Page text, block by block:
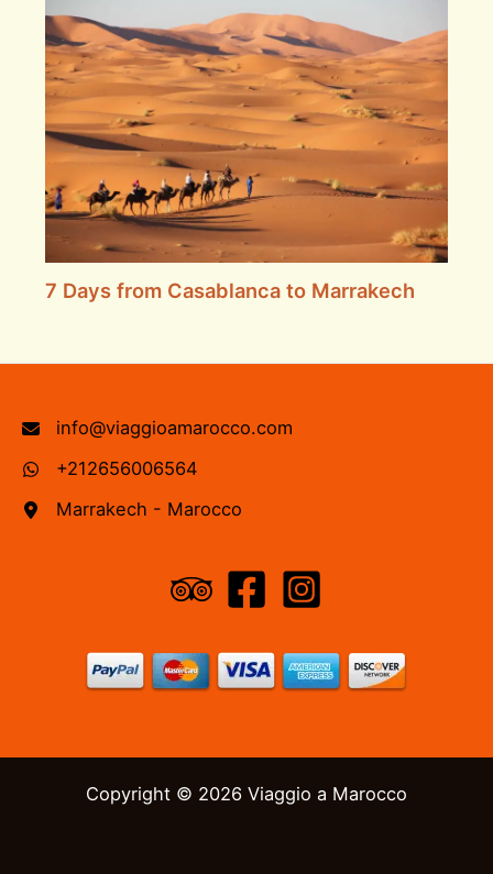
7 Days from Casablanca to Marrakech
info@viaggioamarocco.com
+212656006564
Marrakech - Marocco
Copyright © 2026 Viaggio a Marocco